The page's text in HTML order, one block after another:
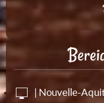
| Nouvelle-